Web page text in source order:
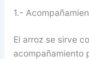
1.-
El arroz se sirve
acompañamiento